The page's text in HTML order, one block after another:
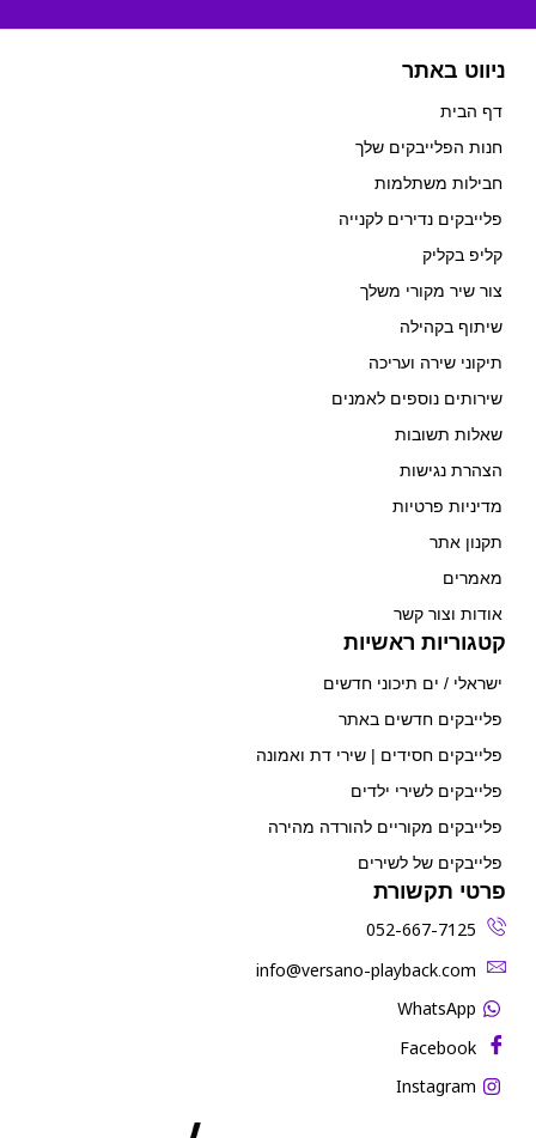
ניווט באתר
דף הבית
חנות הפלייבקים שלך
חבילות משתלמות
פלייבקים נדירים לקנייה
קליפ בקליק
צור שיר מקורי משלך
שיתוף בקהילה
תיקוני שירה ועריכה
שירותים נוספים לאמנים
שאלות תשובות
הצהרת נגישות
מדיניות פרטיות
תקנון אתר
מאמרים
אודות וצור קשר
קטגוריות ראשיות
ישראלי / ים תיכוני חדשים
פלייבקים חדשים באתר
פלייבקים חסידים | שירי דת ואמונה
פלייבקים לשירי ילדים
פלייבקים מקוריים להורדה מהירה
פלייבקים של לשירים
פרטי תקשורת
052-667-7125
‫info@versano-playback.com‬
WhatsApp
Facebook
Instagram